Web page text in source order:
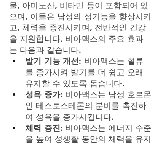
물, 아미노산, 비타민 등이 포함되어 있
으며, 이들은 남성의 성기능을 향상시키
고, 체력을 증진시키며, 전반적인 건강
을 지원합니다. 비아맥스의 주요 효과
는 다음과 같습니다.
발기 기능 개선: 비아맥스는 혈류
를 증가시켜 발기를 더 쉽고 오래
유지할 수 있도록 돕습니다.
성욕 증가: 비아맥스는 남성 호르몬
인 테스토스테론의 분비를 촉진하
여 성욕을 증가시킵니다.
체력 증진: 비아맥스는 에너지 수준
을 높여 성생활 동안의 체력을 유지